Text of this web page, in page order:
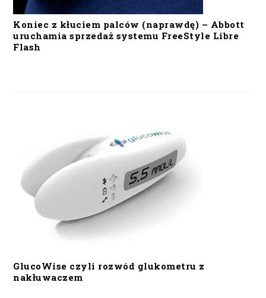
Koniec z kłuciem palców (naprawdę) – Abbott
uruchamia sprzedaż systemu FreeStyle Libre
Flash
GlucoWise czyli rozwód glukometru z
nakłuwaczem